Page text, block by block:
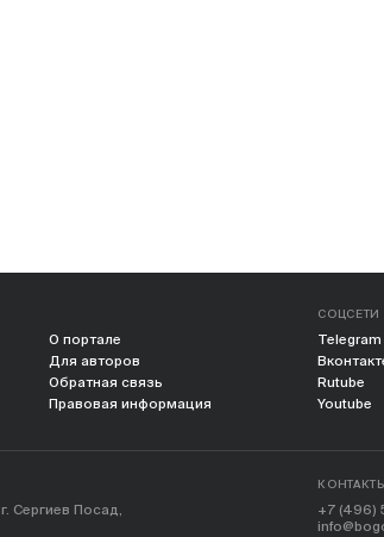
О портале
Для авторов
Обратная связь
Правовая информация
СОЦСЕТИ
Telegram
Rutube
Youtube
Сергиев Посад,
+7 (496)